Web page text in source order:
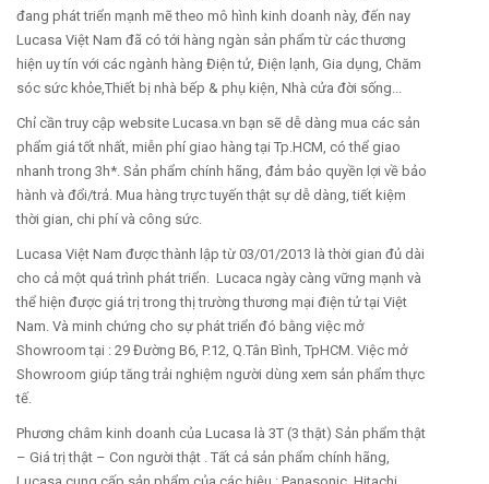
đang phát triển mạnh mẽ theo mô hình kinh doanh này, đến nay
Lucasa Việt Nam đã có tới hàng ngàn sản phẩm từ các thương
hiện uy tín với các ngành hàng Điện tử, Điện lạnh, Gia dụng, Chăm
sóc sức khỏe,Thiết bị nhà bếp & phụ kiện, Nhà cửa đời sống...
Chỉ cần truy cập website Lucasa.vn bạn sẽ dễ dàng mua các sản
phẩm giá tốt nhất, miễn phí giao hàng tại Tp.HCM, có thể giao
nhanh trong 3h*. Sản phẩm chính hãng, đảm bảo quyền lợi về bảo
hành và đổi/trả. Mua hàng trực tuyến thật sự dễ dàng, tiết kiệm
thời gian, chi phí và công sức.
Lucasa Việt Nam được thành lập từ 03/01/2013 là thời gian đủ dài
cho cả một quá trình phát triển. Lucaca ngày càng vững mạnh và
thể hiện được giá trị trong thị trường thương mại điện tử tại Việt
Nam. Và minh chứng cho sự phát triển đó bằng việc mở
Showroom tại : 29 Đường B6, P.12, Q.Tân Bình, TpHCM. Việc mở
Showroom giúp tăng trải nghiệm người dùng xem sản phẩm thực
tế.
Phương châm kinh doanh của Lucasa là 3T (3 thật) Sản phẩm thật
– Giá trị thật – Con người thật . Tất cả sản phẩm chính hãng,